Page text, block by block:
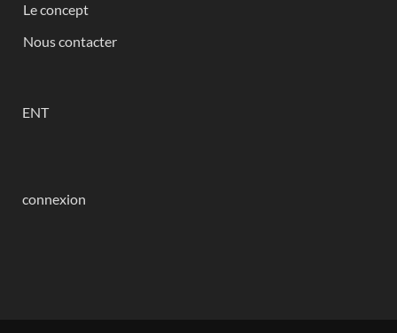
Le concept
Nous contacter
ENT
connexion